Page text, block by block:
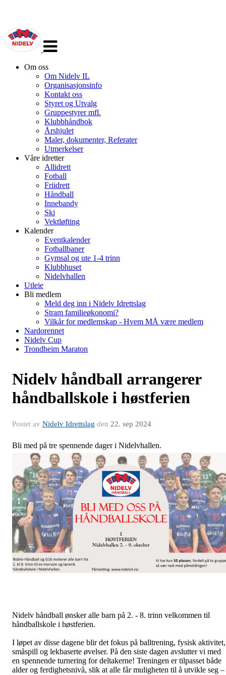
navigasjon
Om oss
Om Nidelv IL
Organisasjonsinfo
Kontakt oss
Styret og Utvalg
Gruppestyrer mfl.
Klubbhåndbok
Årshjulet
Maler, dokumenter, Referater
Utmerkelser
Våre idretter
Allidrett
Fotball
Friidrett
Håndball
Innebandy
Ski
Vektløfting
Kalender
Eventkalender
Fotballbaner
Gymsal og ute 1-4 trinn
Klubbhuset
Nidelvhallen
Utleie
Bli medlem
Meld deg inn i Nidelv Idrettslag
Stram familieøkonomi?
Vilkår for medlemskap - Hvem MÅ være medlem
Nardorennet
Nidelv Cup
Trondheim Maraton
Nidelv håndball arrangerer
håndballskole i høstferien
Postet av Nidelv Idrettslag den 22. sep 2024
Bli med på tre spennende dager i Nidelvhallen.
Nidelv håndball ønsker alle barn på 2. - 8. trinn velkommen til
håndballskole i høstferien.
I løpet av disse dagene blir det fokus på balltrening, fysisk aktivitet,
småspill og lekbaserte øvelser. På den siste dagen avslutter vi med
en spennende turnering for deltakerne! Treningen er tilpasset både
alder og ferdighetsnivå, slik at alle får muligheten til å utvikle seg –